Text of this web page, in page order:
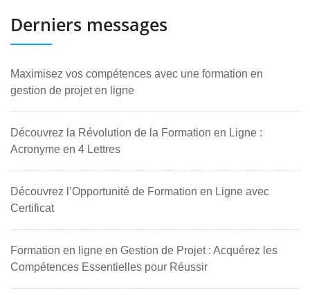
Derniers messages
Maximisez vos compétences avec une formation en
gestion de projet en ligne
Découvrez la Révolution de la Formation en Ligne :
Acronyme en 4 Lettres
Découvrez l’Opportunité de Formation en Ligne avec
Certificat
Formation en ligne en Gestion de Projet : Acquérez les
Compétences Essentielles pour Réussir